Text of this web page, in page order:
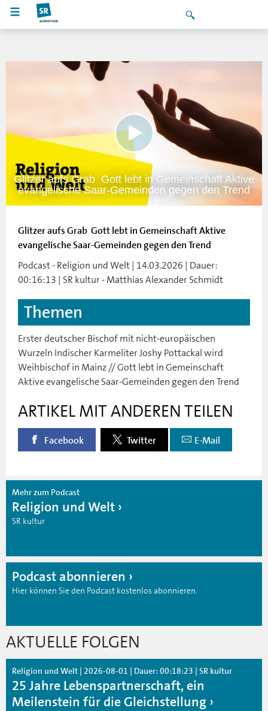
Glitzer aufs Grab  Gott lebt in Gemeinschaft Aktive
evangelische Saar-Gemeinden gegen den Trend
Glitzer aufs Grab  Gott lebt in Gemeinschaft Aktive
evangelische Saar-Gemeinden gegen den Trend
Podcast - Religion und Welt | 14.03.2026 | Dauer:
00:16:13 | SR kultur - Matthias Alexander Schmidt
Themen
Erster deutscher Bischof mit nicht-europäischen
Wurzeln Indischer Karmeliter Joshy Pottackal wird
Weihbischof in Mainz // Gott lebt in Gemeinschaft
Aktive evangelische Saar-Gemeinden gegen den Trend
ARTIKEL MIT ANDEREN TEILEN
Facebook Twitter E-Mail
Mehr zum Podcast
Religion und Welt
SR kultur
Podcast abonnieren
Hier können Sie den Podcast kostenlos abonnieren.
AKTUELLE FOLGEN
Religion und Welt | 2026-08-01 | Dauer: 00:18:23 | SR kultur
25 Jahre Lebenspartnerschaft, ein
Meilenstein für die Gleichstellung